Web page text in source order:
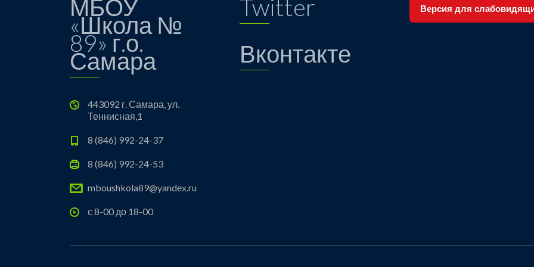
МБОУ
«Школа №
89» г.о.
Самара
443092 г. Самара, ул.
Теннисная,1
8 (846) 992-24-37
8 (846) 992-24-53
mboushkola89@yandex.ru
с 8-00 до 18-00
Twitter
Вконтакте
Версия для